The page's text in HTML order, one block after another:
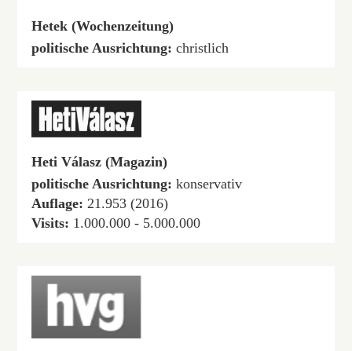
Hetek (Wochenzeitung)
politische Ausrichtung: christlich
Heti Válasz (Magazin)
politische Ausrichtung: konservativ
Auflage: 21.953 (2016)
Visits: 1.000.000 - 5.000.000